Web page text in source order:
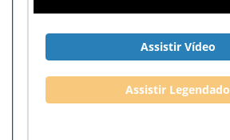
Assistir Vídeo
Assistir Legendado